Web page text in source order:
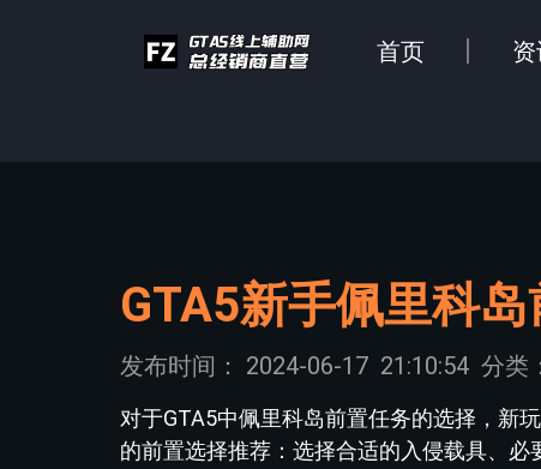
首页
GTA5新手佩里科
发布时间： 2024-06-17 21:10:54 分类：
对于GTA5中佩里科岛前置任务的选择，新
的前置选择推荐：选择合适的入侵载具、